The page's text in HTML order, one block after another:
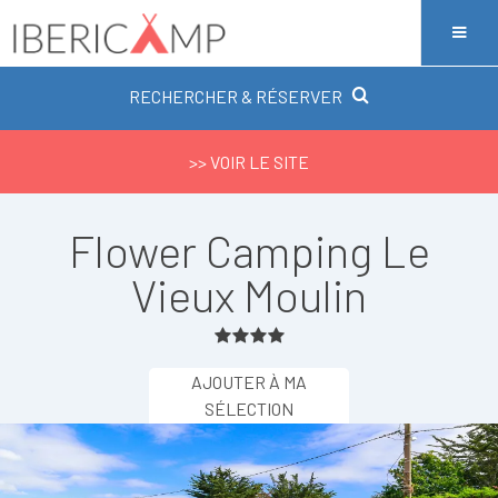
RECHERCHER & RÉSERVER
>> VOIR LE SITE
Flower Camping Le
Vieux Moulin
AJOUTER À MA
SÉLECTION